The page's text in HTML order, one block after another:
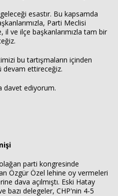
esastır. Bu kapsamda
Parti Meclisi
ve ilçe başkanlarımızla tam bir
bu tartışmaların içinden
devam ettireceğiz.
davet ediyorum.
olağan parti kongresinde
Özgür Özel lehine oy vermeleri
dava açılmıştı. Eski Hatay
bazı delegeler, CHP'nin 4-5